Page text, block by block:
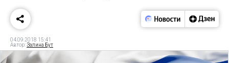
04.09.2018 15:41
Автор:Залина Бут